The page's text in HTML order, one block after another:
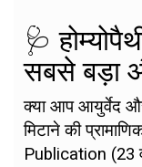
🩺
सबसे बड़ा
क्या आप आयुर्वेद
मिटाने की
Publication (23